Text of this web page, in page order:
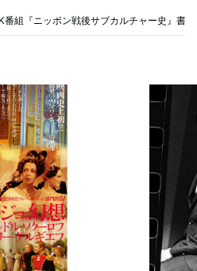
番組『ニッポン戦後サブカルチャー史』書